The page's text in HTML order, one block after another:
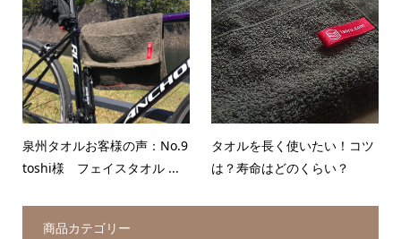
泉州タオルお客様の声：No.9
toshi様 フェイスタオル ...
タオルを長く使いたい！コツ
は？寿命はどのくらい？
商品カテゴリー